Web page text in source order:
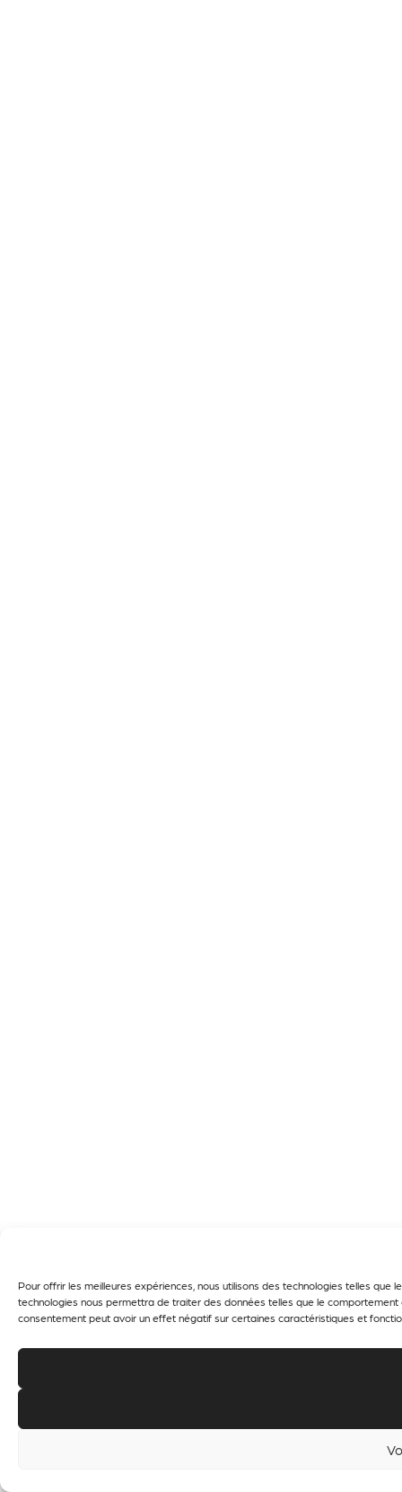
Pour offrir les meilleures expériences, nous utilisons des technologies telles
technologies nous permettra de traiter des données telles que le
consentement peut avoir un effet négatif sur certaines caractéristiques et